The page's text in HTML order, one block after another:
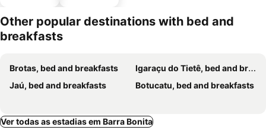
mento
Other popular destinations with bed and
breakfasts
Brotas, bed and breakfasts
Igaraçu do Tietê, bed and breakfasts
Jaú, bed and breakfasts
Botucatu, bed and breakfasts
Ver todas as estadias em Barra Bonita